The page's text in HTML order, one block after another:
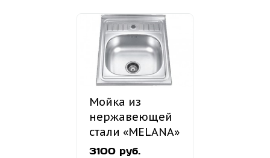
Мойка из
нержавеющей
стали «MELANA»
MLN-5060
3100 руб.